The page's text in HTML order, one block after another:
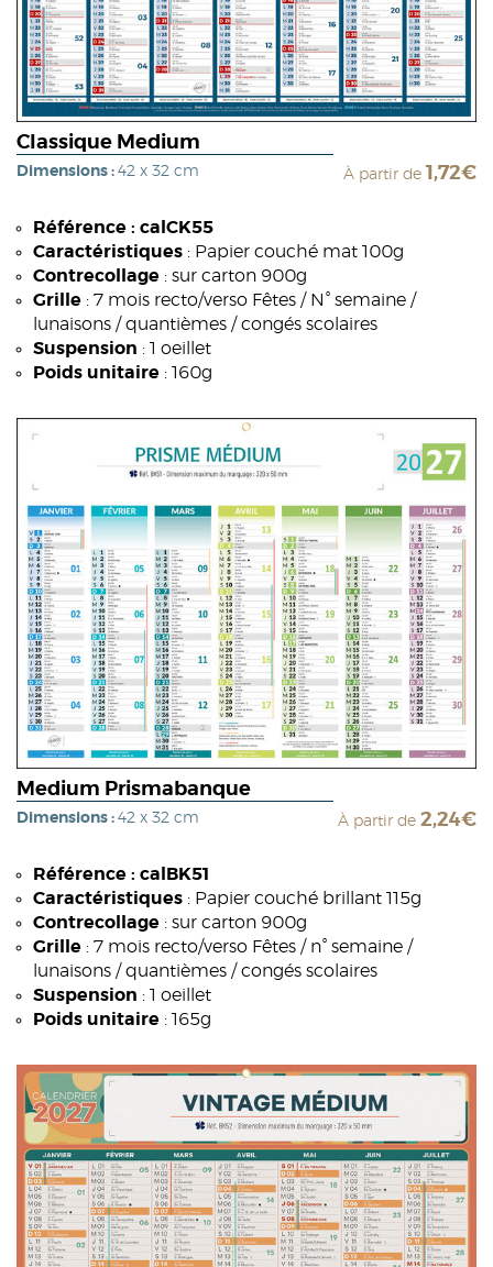
Classique Medium
Dimensions : 42 x 32 cm À partir de 1,72€
Référence : calCK55
Caractéristiques : Papier couché mat 100g
Contrecollage : sur carton 900g
Grille : 7 mois recto/verso Fêtes / N° semaine /
lunaisons / quantièmes / congés scolaires
Suspension : 1 oeillet
Poids unitaire : 160g
Medium Prismabanque
Dimensions : 42 x 32 cm À partir de 2,24€
Référence : calBK51
Caractéristiques : Papier couché brillant 115g
Contrecollage : sur carton 900g
Grille : 7 mois recto/verso Fêtes / n° semaine /
lunaisons / quantièmes / congés scolaires
Suspension : 1 oeillet
Poids unitaire : 165g